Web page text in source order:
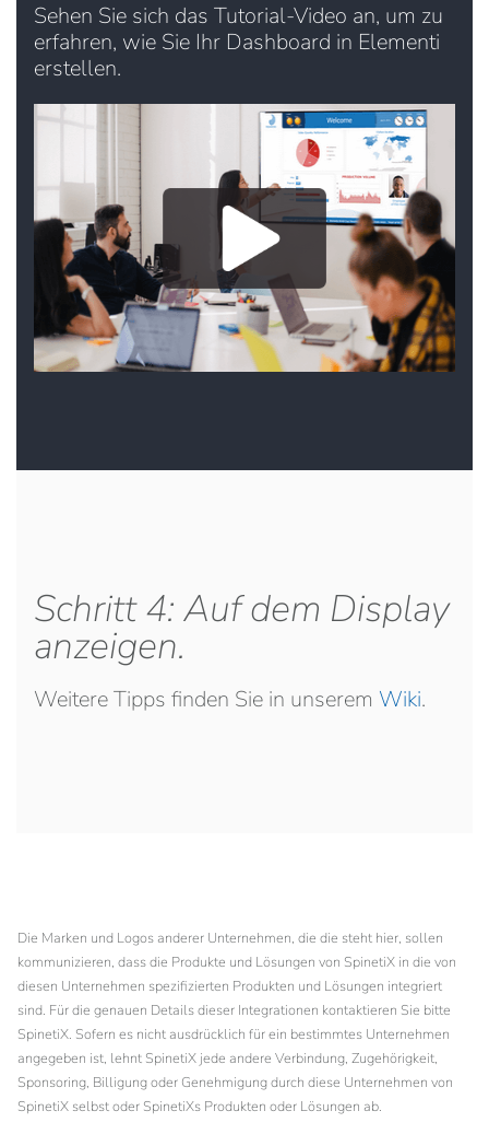
Sehen Sie sich das Tutorial-Video an, um zu
erfahren, wie Sie Ihr Dashboard in Elementi
erstellen.
Schritt 4: Auf dem Display
anzeigen.
Weitere Tipps finden Sie in unserem Wiki.
Die Marken und Logos anderer Unternehmen, die die steht hier, sollen
kommunizieren, dass die Produkte und Lösungen von SpinetiX in die von
diesen Unternehmen spezifizierten Produkten und Lösungen integriert
sind. Für die genauen Details dieser Integrationen kontaktieren Sie bitte
SpinetiX. Sofern es nicht ausdrücklich für ein bestimmtes Unternehmen
angegeben ist, lehnt SpinetiX jede andere Verbindung, Zugehörigkeit,
Sponsoring, Billigung oder Genehmigung durch diese Unternehmen von
SpinetiX selbst oder SpinetiXs Produkten oder Lösungen ab.